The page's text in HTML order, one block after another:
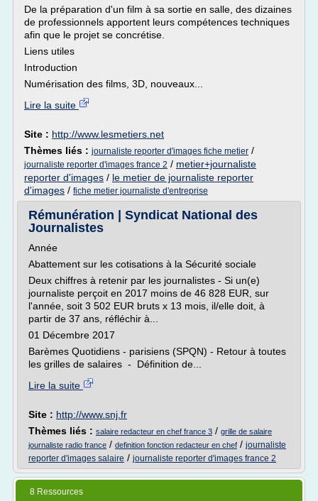
De la préparation d'un film à sa sortie en salle, des dizaines
de professionnels apportent leurs compétences techniques
afin que le projet se concrétise.
Liens utiles
Introduction
Numérisation des films, 3D, nouveaux...
Lire la suite
Site : http://www.lesmetiers.net
Thèmes liés : journaliste reporter d'images fiche metier /
journaliste reporter d'images france 2 / metier+journaliste
reporter d'images / le metier de journaliste reporter
d'images / fiche metier journaliste d'entreprise
Rémunération | Syndicat National des
Journalistes
Année
Abattement sur les cotisations à la Sécurité sociale
Deux chiffres à retenir par les journalistes - Si un(e)
journaliste perçoit en 2017 moins de 46 828 EUR, sur
l'année, soit 3 502 EUR bruts x 13 mois, il/elle doit, à
partir de 37 ans, réfléchir à...
01 Décembre 2017
Barèmes Quotidiens - parisiens (SPQN) - Retour à toutes
les grilles de salaires - Définition de...
Lire la suite
Site : http://www.snj.fr
Thèmes liés : salaire redacteur en chef france 3 / grille de salaire
journaliste radio france / definition fonction redacteur en chef / journaliste
reporter d'images salaire / journaliste reporter d'images france 2
8 Ressources